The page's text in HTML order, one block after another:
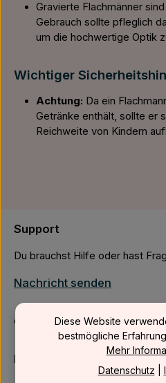
Gravierte Flachmänner
Gebrauch sollte pfleglich
um die hochwertige Optik
Wichtiger
Achtung: Da ein
Getränke enthält, sollte er
Reichweite von Kindern
Support
Du brauchst Hilfe oder hast
Nachricht senden
oder über unser
Firmenkunden
Diese Website
bestmögliche
Mehr
Datenschutz